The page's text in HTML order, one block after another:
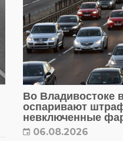
Во Владивостоке
оспаривают
невключенные
06.08.2026